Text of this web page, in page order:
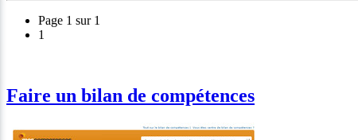
Page 1 sur 1
1
Faire un bilan de compétences